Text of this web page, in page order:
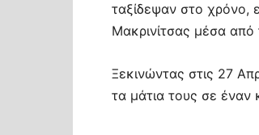
ταξίδεψαν στο χρόνο,
Μακρινίτσας μέσα
Ξεκινώντας στις 27
τα μάτια τους σε έναν